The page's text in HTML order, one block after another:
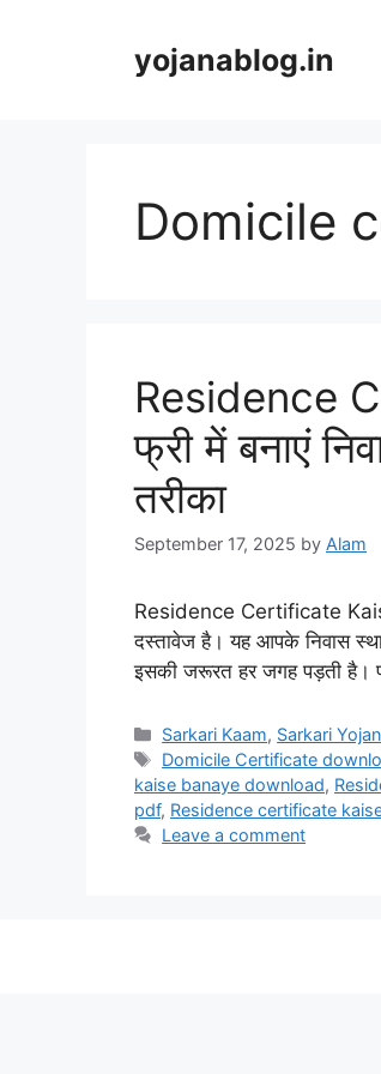
yojanablog.in
Domicile
Residence
फ्री में बनाएं
तरीका
September 17, 2025 by Alam
Residence Certificate
दस्तावेज है। यह आपके निवास
इसकी जरूरत हर जगह पड़ती
Sarkari Kaam, Sarkari
Domicile Certificate
kaise banaye download,
pdf, Residence certificate
Leave a comment